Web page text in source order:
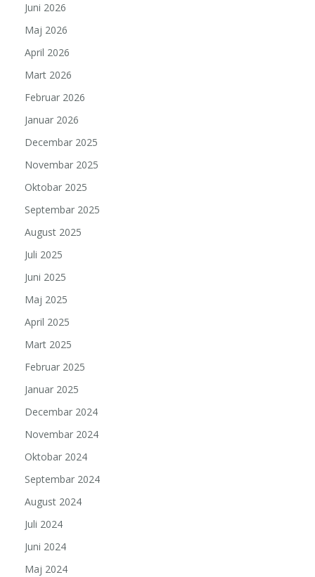
Juni 2026
Maj 2026
April 2026
Mart 2026
Februar 2026
Januar 2026
Decembar 2025
Novembar 2025
Oktobar 2025
Septembar 2025
August 2025
Juli 2025
Juni 2025
Maj 2025
April 2025
Mart 2025
Februar 2025
Januar 2025
Decembar 2024
Novembar 2024
Oktobar 2024
Septembar 2024
August 2024
Juli 2024
Juni 2024
Maj 2024